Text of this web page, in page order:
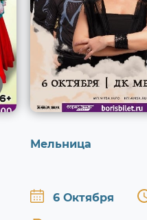
Мельница
6 Октября